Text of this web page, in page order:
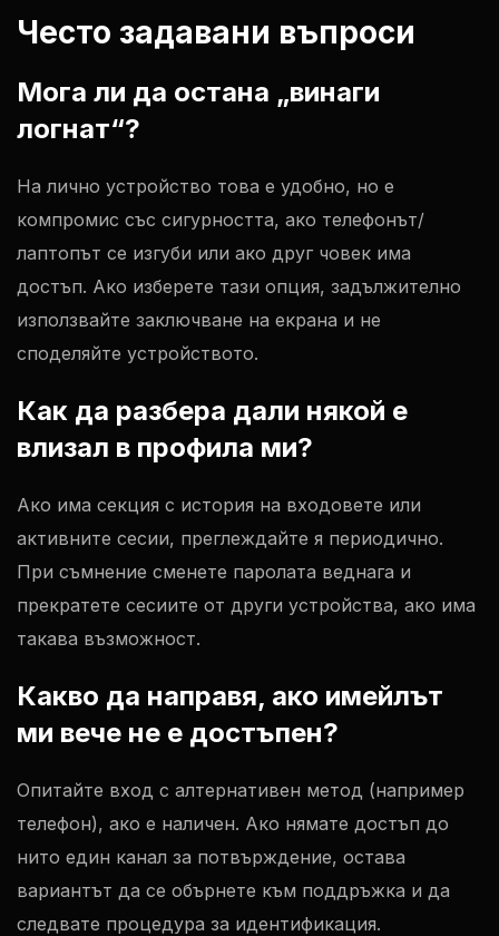
Често задавани въпроси
Мога ли да остана „винаги
логнат“?
На лично устройство това е удобно, но е
компромис със сигурността, ако телефонът/
лаптопът се изгуби или ако друг човек има
достъп. Ако изберете тази опция, задължително
използвайте заключване на екрана и не
споделяйте устройството.
Как да разбера дали някой е
влизал в профила ми?
Ако има секция с история на входовете или
активните сесии, преглеждайте я периодично.
При съмнение сменете паролата веднага и
прекратете сесиите от други устройства, ако има
такава възможност.
Какво да направя, ако имейлът
ми вече не е достъпен?
Опитайте вход с алтернативен метод (например
телефон), ако е наличен. Ако нямате достъп до
нито един канал за потвърждение, остава
вариантът да се обърнете към поддръжка и да
следвате процедура за идентификация.